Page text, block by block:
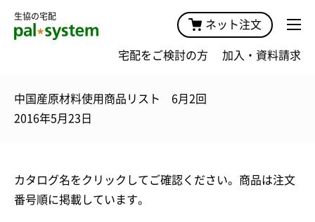
生協の宅配
ネット注文
宅配をご検討の方 加入・資料請求
中国産原材料使用商品リスト 6月2回
2016年5月23日
カタログ名をクリックしてご確認ください。商品は注文
番号順に掲載しています。